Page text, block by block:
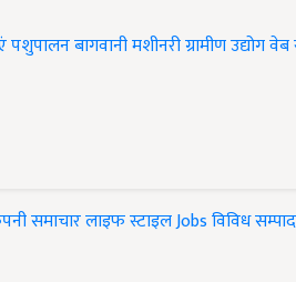
पशुपालनबागवानीमशीनरीग्रामीण उद्योगवेब
समाचारलाइफ स्टाइलJobsविविध